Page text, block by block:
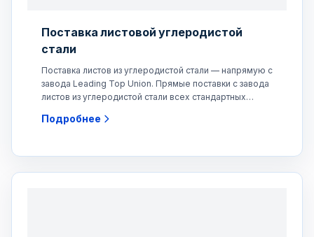
Поставка листовой углеродистой
стали
Поставка листов из углеродистой стали — напрямую с
завода Leading Top Union. Прямые поставки с завода
листов из углеродистой стали всех стандартных
Подробнее